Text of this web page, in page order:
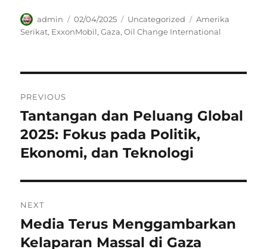
Author
admin
Posted
on
02/04/2025 Categories
Uncategorized Tags
Amerika
Serikat, ExxonMobil,Gaza,Oil Change International
pos
PREVIOUS
Previous
post:
Tantangan dan Peluang Global
2025: Fokus pada Politik,
Ekonomi, dan Teknologi
NEXT
Next
post:
Media Terus Menggambarkan
Kelaparan Massal di Gaza